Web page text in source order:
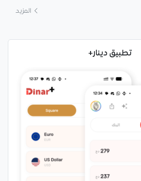
المزيد
تطبيق دينار+